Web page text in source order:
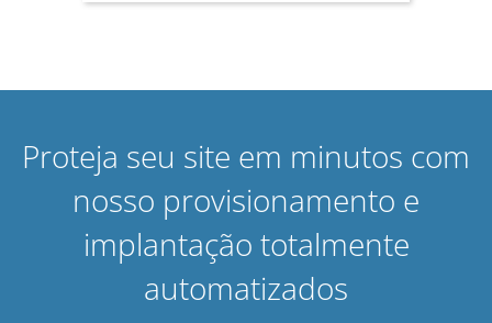
Proteja seu site em minutos com
nosso provisionamento e
implantação totalmente
automatizados